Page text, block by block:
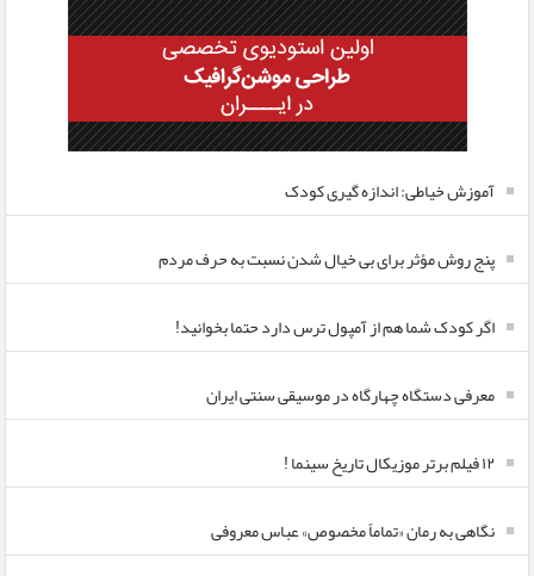
آموزش خیاطی: اندازه گیری کودک
پنج روش مؤثر برای بی خیال شدن نسبت به حرف مردم
اگر کودک شما هم از آمپول ترس دارد حتما بخوانید!
معرفی دستگاه چهارگاه در موسیقی سنتی ایران
۱۲ فیلم برتر موزیکال تاریخ سینما !
نگاهی به رمان «تماماً مخصوص» عباس معروفی